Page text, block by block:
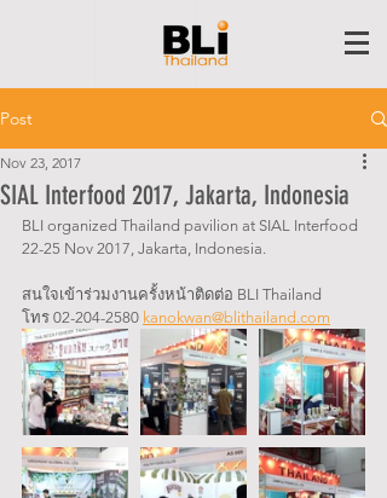
Post
SIAL Interfood 2017, Jakarta, Indonesia
Nov 23, 2017
BLI organized Thailand pavilion at SIAL Interfood
22-25 Nov 2017, Jakarta, Indonesia.
สนใจเข้าร่วมงานครั้งหน้าติดต่อ BLI Thailand
โทร 02-204-2580 kanokwan@blithailand.com